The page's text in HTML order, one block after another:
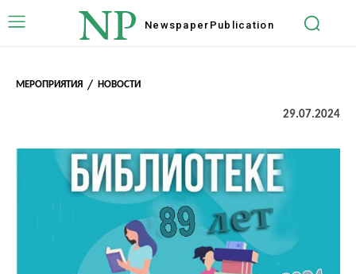
NP Newspaper Publication
МЕРОПРИЯТИЯ НОВОСТИ
29.07.2024